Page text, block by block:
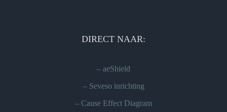
DIRECT NAAR:
– aeShield
– Seveso inrichting
– Cause Effect Diagram